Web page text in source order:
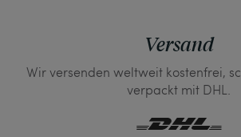
Versand
Wir versenden weltweit kostenfrei,
verpackt mit DHL.